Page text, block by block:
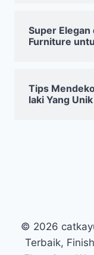
Super Elegan
Furniture
Tips
laki Yang
© 2026
Terbaik,